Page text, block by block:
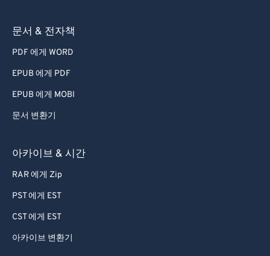
문서 & 전자책
PDF 에게 WORD
EPUB 에게 PDF
EPUB 에게 MOBI
문서 변환기
아카이브 & 시간
RAR 에게 Zip
PST 에게 EST
CST 에게 EST
아카이브 변환기